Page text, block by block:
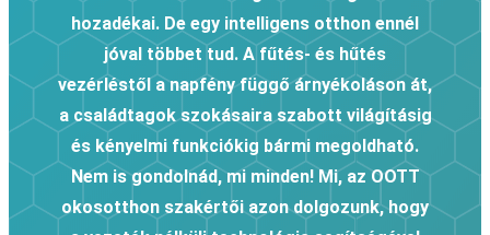
hozadékai. De egy intelligens otthon ennél
jóval többet tud. A fűtés- és hűtés
vezérléstől a napfény függő árnyékoláson át,
a családtagok szokásaira szabott világításig
és kényelmi funkciókig bármi megoldható.
Nem is gondolnád, mi minden! Mi, az OOTT
okosotthon szakértői azon dolgozunk, hogy